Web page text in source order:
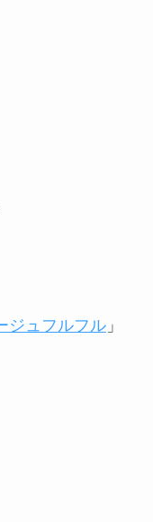
ジュフルフル」